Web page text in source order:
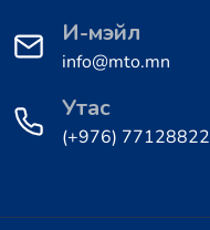
И-мэйл
info@mto.mn
Утас
(+976) 77128822